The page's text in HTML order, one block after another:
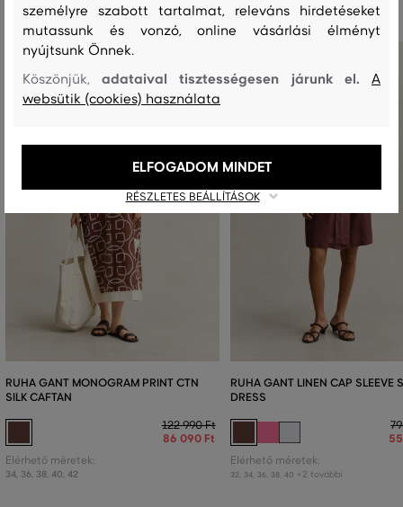
RUHA GANT MONOGRAM PRINT CTN
SILK CAFTAN
122 990 Ft
86 090 Ft
Elérhető méretek:
34, 36, 38, 40, 42
RUHA GANT LINEN CAP SLEEVE
DRESS
Elérhető méretek:
32 34 36 38 40 +2 további
személyre szabott tartalmat, releváns hirdetéseket
mutassunk és vonzó, online vásárlási élményt
nyújtsunk Önnek.
Köszönjük,adataival tisztességesen járunk el.A
websütik (cookies) használata
RÉSZLETES BEÁLLÍTÁSOK
ELFOGADOM MINDET